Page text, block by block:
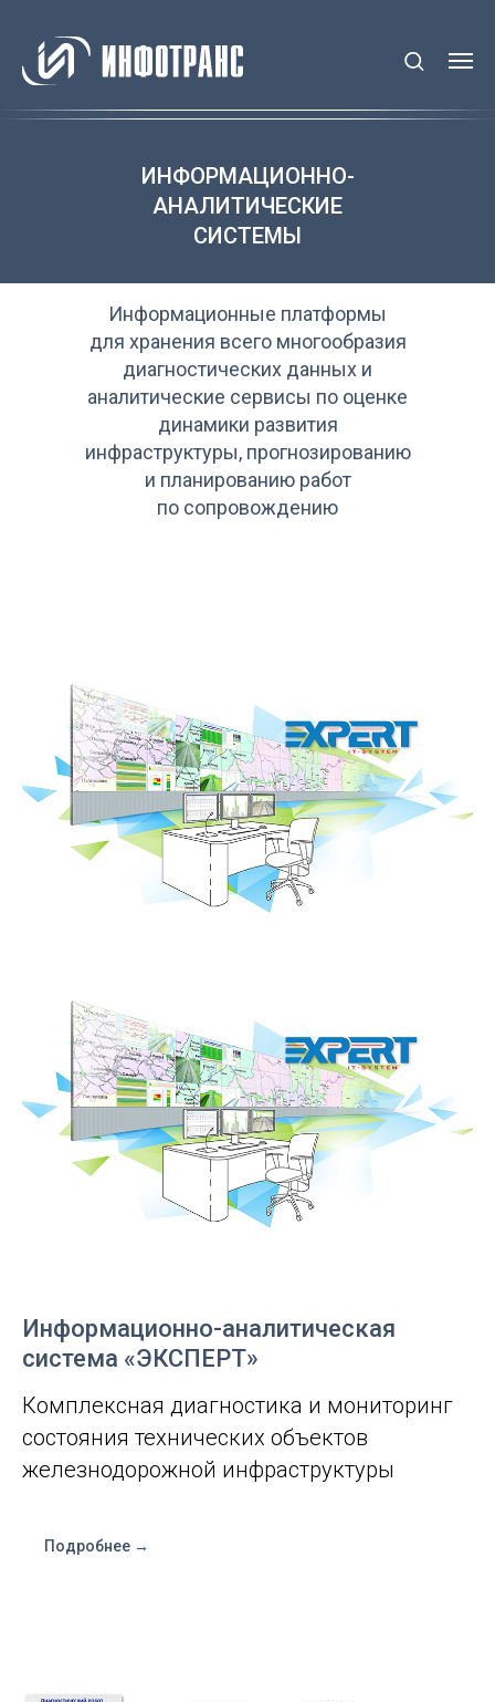
ИНФОРМАЦИОННО-
АНАЛИТИЧЕСКИЕ
СИСТЕМЫ
Информационные платформы
для хранения всего многообразия
диагностических данных и
аналитические сервисы по оценке
динамики развития
инфраструктуры, прогнозированию
и планированию работ
по сопровождению
Информационно-аналитическая
система «ЭКСПЕРТ»
Комплексная диагностика и мониторинг
состояния технических объектов
железнодорожной инфраструктуры
Подробнее →